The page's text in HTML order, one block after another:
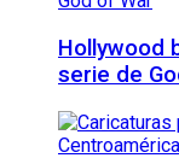
Hollywood
serie de